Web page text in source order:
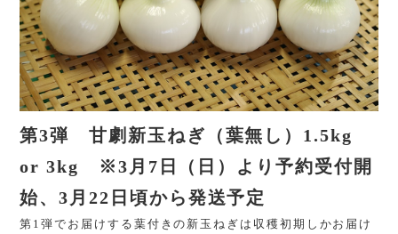
第3弾 甘劇新玉ねぎ（葉無し）1.5kg
or 3kg ※3月7日（日）より予約受付開
始、3月22日頃から発送予定
第1弾でお届けする葉付きの新玉ねぎは収穫初期しかお届け